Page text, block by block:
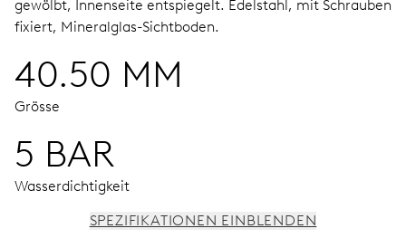
gewölbt, Innenseite entspiegelt. Edelstahl, mit Schrauben
fixiert, Mineralglas-Sichtboden.
40.50 MM
Grösse
5 BAR
Wasserdichtigkeit
SPEZIFIKATIONEN EINBLENDEN